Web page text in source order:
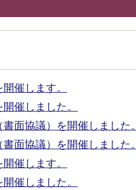
催します。
催しました。
面協議）を開催しました。
面協議）を開催しました。
催します。
催しました。